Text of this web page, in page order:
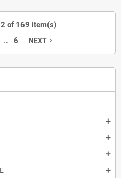
of 169 item(s)
… 6 NEXT navigate_next